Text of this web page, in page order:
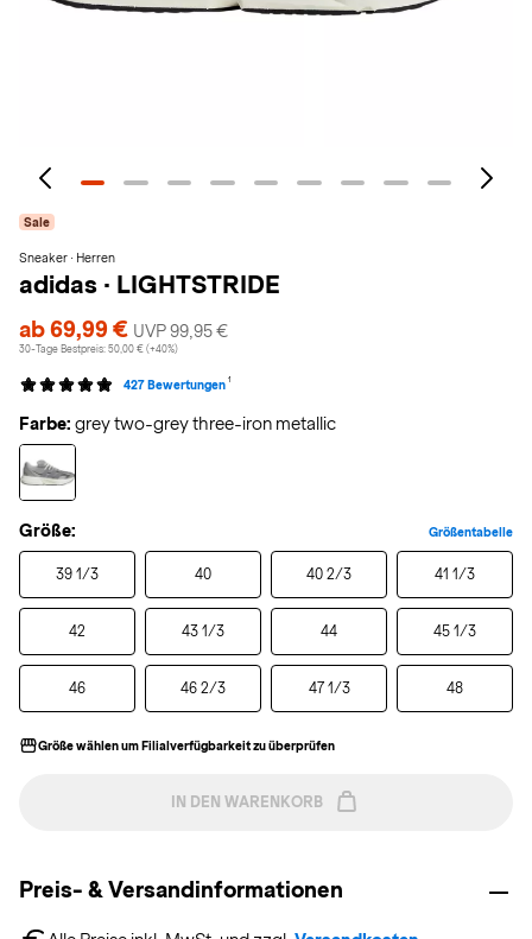
Sale
Sneaker · Herren
adidas · LIGHTSTRIDE
ab 69,99 € UVP 99,95 €
30-Tage Bestpreis: 50,00 € (+40%)
427 Bewertungen 1
Farbe: grey two-grey three-iron metallic
Größe: Größentabelle
39 1/3 40 40 2/3 41 1/3
42 43 1/3 44 45 1/3
46 46 2/3 47 1/3 48
Größe wählen um Filialverfügbarkeit zu überprüfen
IN DEN WARENKORB
Preis- & Versandinformationen